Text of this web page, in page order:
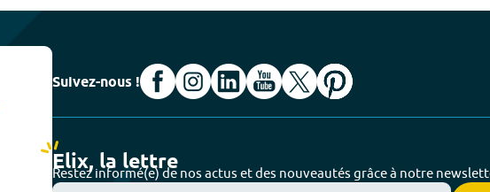
Suivez-nous !
Elix, la lettre
Restez informé(e) de nos actus et des nouveautés grâce à notre